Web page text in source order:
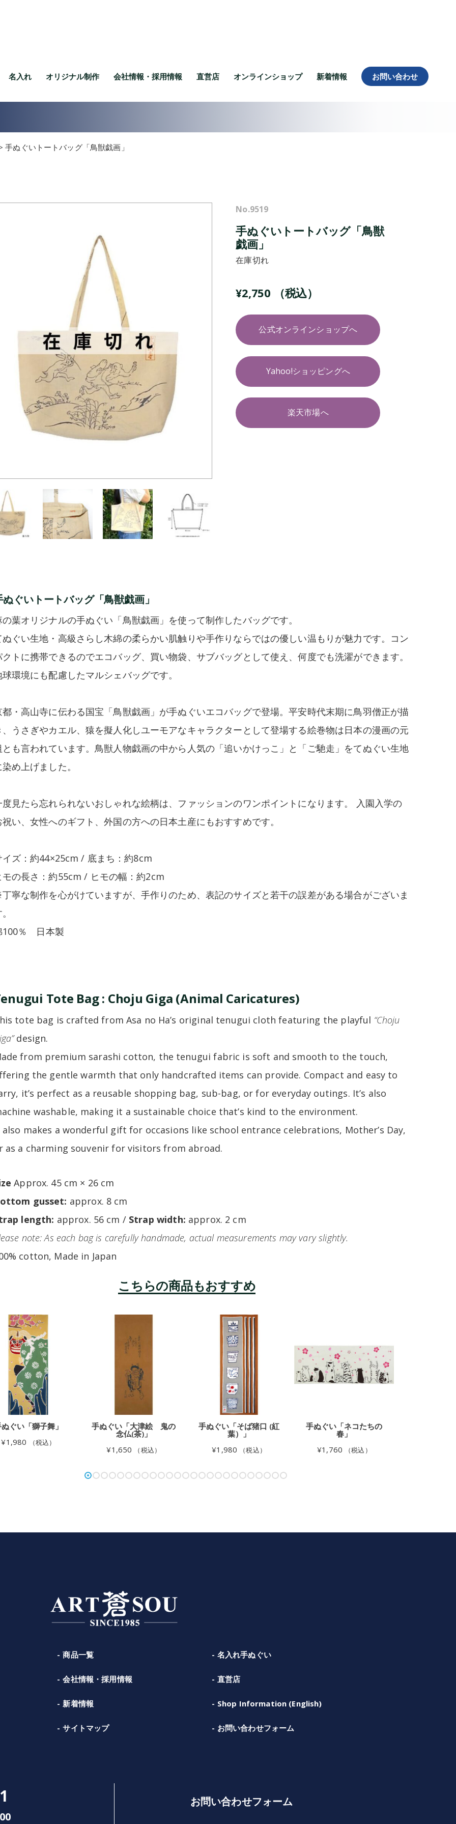
名入れ オリジナル制作 会社情報・採用情報 直営店 オンラインショップ 新着情報 お問い合わせ
手ぬぐいトートバッグ「鳥獣戯画」
No.9519
手ぬぐいトートバッグ「鳥獣
戯画」
在庫切れ
¥2,750 （税込）
公式オンラインショップへ
Yahoo!ショッピングへ
楽天市場へ
ぬぐいトートバッグ「鳥獣戯画」
の葉オリジナルの手ぬぐい「鳥獣戯画」を使って制作したバッグです。
ぬぐい生地・高級さらし木綿の柔らかい肌触りや手作りならではの優しい温もりが魅力です。コン
クトに携帯できるのでエコバッグ、買い物袋、サブバッグとして使え、何度でも洗濯ができます。
球環境にも配慮したマルシェバッグです。
都・高山寺に伝わる国宝「鳥獣戯画」が手ぬぐいエコバッグで登場。平安時代末期に鳥羽僧正が描
、うさぎやカエル、猿を擬人化しユーモアなキャラクターとして登場する絵巻物は日本の漫画の元
とも言われています。鳥獣人物戯画の中から人気の「追いかけっこ」と「ご馳走」をてぬぐい生地
染め上げました。
度見たら忘れられないおしゃれな絵柄は、ファッションのワンポイントになります。 入園入学の
祝い、女性へのギフト、外国の方への日本土産にもおすすめです。
イズ：約44×25cm / 底まち：約8cm
モの長さ：約55cm / ヒモの幅：約2cm
寧な制作を心がけていますが、手作りのため、表記のサイズと若干の誤差がある場合がございま
100％ 日本製
Tote Bag : Choju Giga (Animal Caricatures)
tote bag is crafted from Asa no Ha’s original tenugui cloth featuring the playful “Choju
design.
from premium sarashi cotton, the tenugui fabric is soft and smooth to the touch,
the gentle warmth that only handcrafted items can provide. Compact and easy to
it’s perfect as a reusable shopping bag, sub-bag, or for everyday outings. It’s also
washable, making it a sustainable choice that’s kind to the environment.
also makes a wonderful gift for occasions like school entrance celebrations, Mother’s Day,
as a charming souvenir for visitors from abroad.
Approx. 45 cm × 26 cm
gusset: approx. 8 cm
length: approx. 56 cm / Strap width: approx. 2 cm
note: As each bag is carefully handmade, actual measurements may vary slightly.
cotton, Made in Japan
ぐい「獅子舞」
¥1,980 （税込）
手ぬぐい「大津絵 鬼の
念仏(茶)」
¥1,650 （税込）
手ぬぐい「そば猪口 (紅
葉）」
¥1,980 （税込）
手ぬぐい「ネコたちの
春」
¥1,760 （税込）
商品一覧 名入れ手ぬぐい
会社情報・採用情報 直営店
新着情報 Shop Information (English)
サイトマップ お問い合わせフォーム
お問い合わせフォーム